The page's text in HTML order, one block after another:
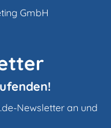
GmbH
Newsletter an und